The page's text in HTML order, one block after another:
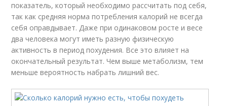
показатель, который необходимо рассчитать под себя,
так как средняя норма потребления калорий не всегда
себя оправдывает. Даже при одинаковом росте и весе
два человека могут иметь разную физическую
активность в период похудения. Все это влияет на
окончательный результат. Чем выше метаболизм, тем
меньше вероятность набрать лишний вес.